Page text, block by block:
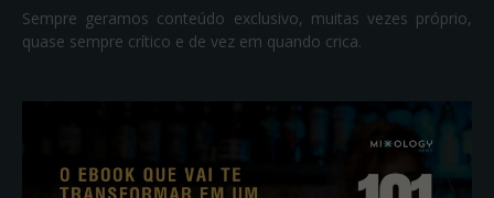
Sempre geramos conteúdo exclusivo, muitas vezes próprio,
quase sempre crítico e de vez em quando crica.